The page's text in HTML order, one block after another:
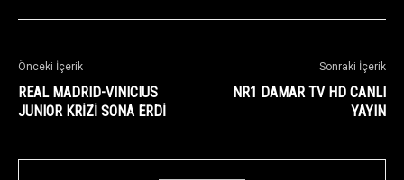
Önceki İçerik
REAL MADRID-VINICIUS
JUNIOR KRİZİ SONA ERDİ
Sonraki İçerik
NR1 DAMAR TV HD CANLI
YAYIN